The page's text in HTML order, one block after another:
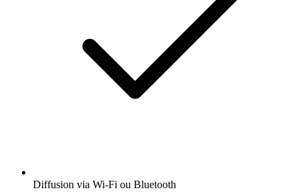
Diffusion via Wi-Fi ou Bluetooth